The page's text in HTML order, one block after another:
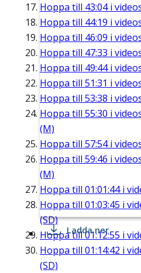
Hoppa till 43:04i
Hoppa till 44:19 i
Hoppa till 46:09 i
Hoppa till 47:33 i
Hoppa till 49:44i
Hoppa till 51:31 i
Hoppa till 53:38 i
Hoppa till 55:30 i
(M)
Hoppa till 57:54i
Hoppa till 59:46 i
(M)
Hoppa till 01:01:44i
Hoppa till 01:03:45 i
(SD)
Hoppa till01:12:55 i
Hoppa till 01:14:42 i
(SD)
Ladda ner